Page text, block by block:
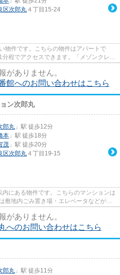
区次郎丸 ４丁目15-24
物件です。こちらの物件はアパートで
程でアクセスできます。「メゾンクレー
がありません。
館へのお問い合わせはこちら
ン次郎丸
郎丸 」駅 徒歩12分
本 」駅 徒歩18分
茂 」駅 徒歩20分
区次郎丸 ４丁目19-15
にある物件です。こちらのマンションは
敷地内ごみ置き場・エレベータなどが揃
がありません。
へのお問い合わせはこちら
郎丸 」駅 徒歩11分